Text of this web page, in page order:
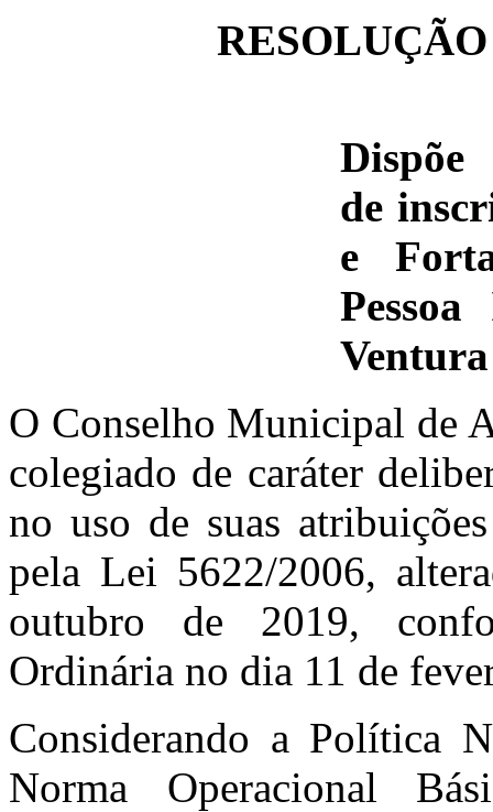
RESOLUÇÃO
de
e
Ventura
O Conselho Municipal de
colegiado de caráter
no uso de suas
pela Lei 5622/2006,
outubro de 2019,
Ordinária no dia 11 de
Considerando a Política
Norma Operacional